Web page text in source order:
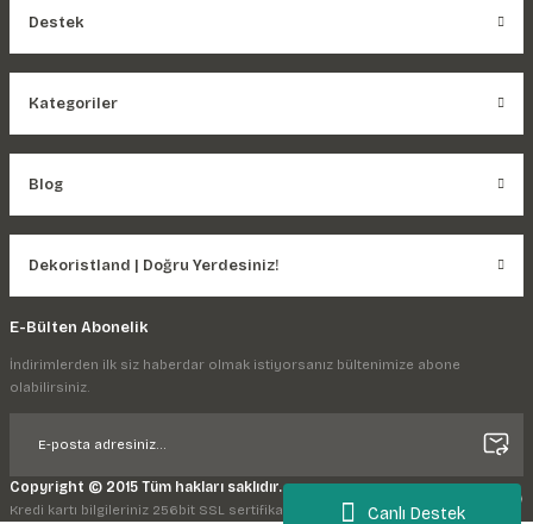
Canlı Destek
Destek
Kategoriler
Blog
Dekoristland | Doğru Yerdesiniz!
E-Bülten Abonelik
İndirimlerden ilk siz haberdar olmak istiyorsanız bültenimize abone
olabilirsiniz.
Copyright © 2015 Tüm hakları saklıdır.
Kredi kartı bilgileriniz 256bit SSL sertifikası ile korunmaktadır.